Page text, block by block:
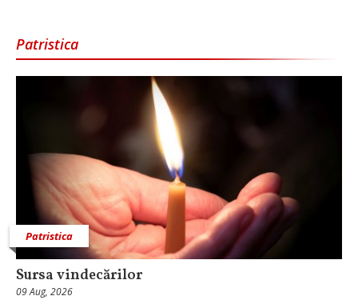
Patristica
Patristica
Sursa vindecărilor
09 Aug, 2026